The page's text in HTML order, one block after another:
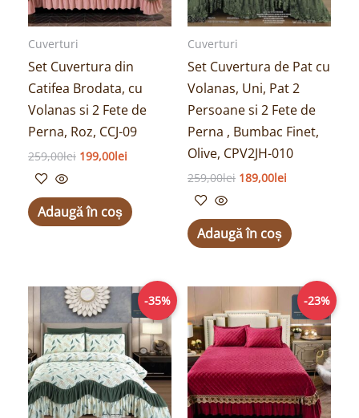
Cuverturi
Set Cuvertura din
Catifea Brodata, cu
Volanas si 2 Fete de
Perna, Roz, CCJ-09
259,00lei 199,00lei
Adaugă în coș
Cuverturi
Set Cuvertura de Pat cu
Volanas, Uni, Pat 2
Persoane si 2 Fete de
Perna , Bumbac Finet,
Olive, CPV2JH-010
259,00lei 189,00lei
Adaugă în coș
-35%
Prețul
inițial
a
fost:
259,00lei.
Prețul
curent
este:
169,00lei.
-23%
inițial
a
fost:
259,00lei.
Prețul
curent
este:
199,00lei.